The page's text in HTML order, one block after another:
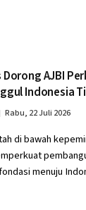
Dorong AJBI
Indonesia
Rabu, 22 Juli 2026
di bawah
menuju